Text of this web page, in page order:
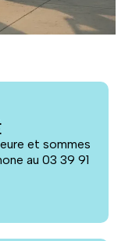
et sommes
au 03 39 91